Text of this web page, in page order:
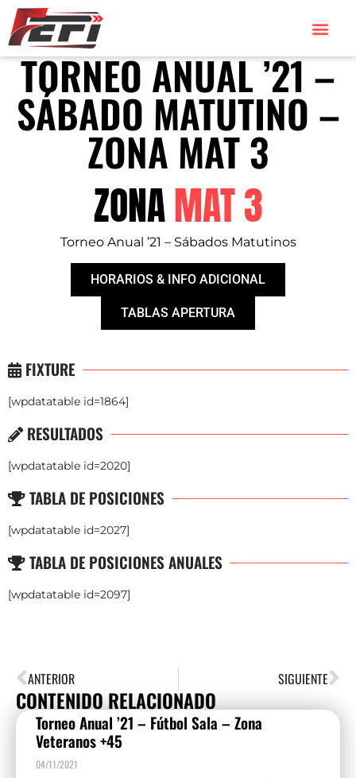
TORNEO ANUAL ’21 –
SÁBADO MATUTINO –
ZONA MAT 3
ZONAMAT 3
Torneo Anual ’21 – Sábados Matutinos
HORARIOS & INFO ADICIONAL
TABLAS APERTURA
FIXTURE
[wpdatatable id=1864]
RESULTADOS
[wpdatatable id=2020]
TABLA DE POSICIONES
[wpdatatable id=2027]
TABLA DE POSICIONES ANUALES
[wpdatatable id=2097]
ANTERIOR SIGUIENTE
CONTENIDO RELACIONADO
Torneo Anual ’21 – Fútbol Sala – Zona
Veteranos +45
04/11/2021